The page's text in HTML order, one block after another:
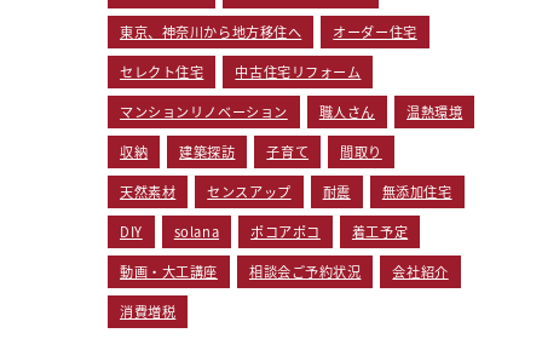
東京、神奈川から地方移住へ オーダー住宅
セレクト住宅 中古住宅リフォーム
マンションリノベーション 職人さん 温熱環境
収納 建築探訪 子育て 間取り
天然素材 センスアップ 耐震 無添加住宅
DIY solana ポコアポコ 着工予定
動画・大工講座 相談会ご予約状況 会社紹介
消費増税